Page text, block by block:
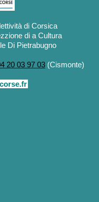
di Corsica
di a Cultura
Di Pietrabugno
20 03 97 03 (Cismonte)